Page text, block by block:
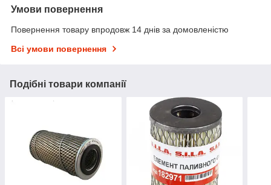
Умови повернення
Повернення товару впродовж 14 днів за домовленістю
Всі умови повернення
Подібні товари компанії